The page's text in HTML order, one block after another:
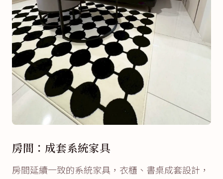
房間：成套系統家具
房間延續一致的系統家具，衣櫃、書桌成套設計，